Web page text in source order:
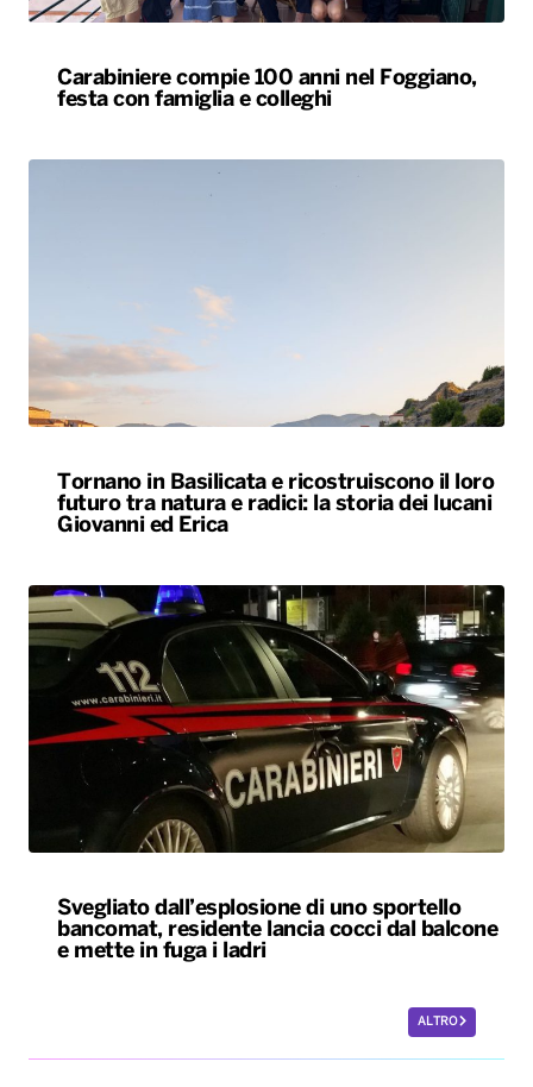
Carabiniere compie 100 anni nel Foggiano,
festa con famiglia e colleghi
Tornano in Basilicata e ricostruiscono il loro
futuro tra natura e radici: la storia dei lucani
Giovanni ed Erica
Svegliato dall’esplosione di uno sportello
bancomat, residente lancia cocci dal balcone
e mette in fuga i ladri
ALTRO